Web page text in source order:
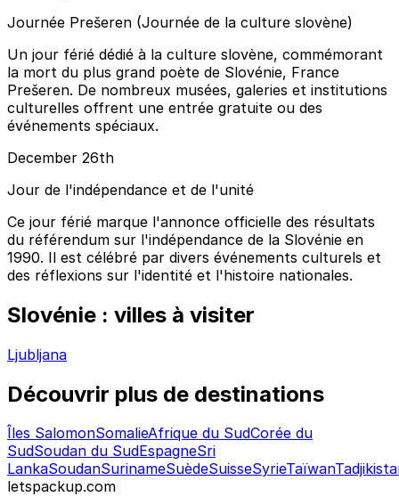
Journée Prešeren (Journée de la culture slovène)
Un jour férié dédié à la culture slovène, commémorant
la mort du plus grand poète de Slovénie, France
Prešeren. De nombreux musées, galeries et institutions
culturelles offrent une entrée gratuite ou des
événements spéciaux.
December 26th
Jour de l'indépendance et de l'unité
Ce jour férié marque l'annonce officielle des résultats
du référendum sur l'indépendance de la Slovénie en
1990. Il est célébré par divers événements culturels et
des réflexions sur l'identité et l'histoire nationales.
Slovénie : villes à visiter
Ljubljana
Découvrir plus de destinations
Îles SalomonSomalieAfrique du SudCorée du
SudSoudan du SudEspagneSri
LankaSoudanSurinameSuèdeSuisseSyrieTaïwan
letspackup.com